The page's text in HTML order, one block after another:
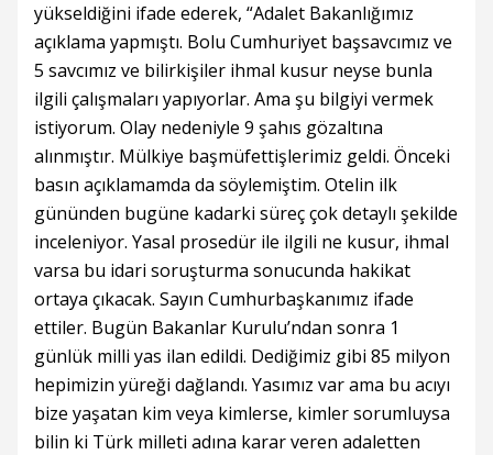
yükseldiğini ifade ederek, “Adalet Bakanlığımız
açıklama yapmıştı. Bolu Cumhuriyet başsavcımız ve
5 savcımız ve bilirkişiler ihmal kusur neyse bunla
ilgili çalışmaları yapıyorlar. Ama şu bilgiyi vermek
istiyorum. Olay nedeniyle 9 şahıs gözaltına
alınmıştır. Mülkiye başmüfettişlerimiz geldi. Önceki
basın açıklamamda da söylemiştim. Otelin ilk
gününden bugüne kadarki süreç çok detaylı şekilde
inceleniyor. Yasal prosedür ile ilgili ne kusur, ihmal
varsa bu idari soruşturma sonucunda hakikat
ortaya çıkacak. Sayın Cumhurbaşkanımız ifade
ettiler. Bugün Bakanlar Kurulu’ndan sonra 1
günlük milli yas ilan edildi. Dediğimiz gibi 85 milyon
hepimizin yüreği dağlandı. Yasımız var ama bu acıyı
bize yaşatan kim veya kimlerse, kimler sorumluysa
bilin ki Türk milleti adına karar veren adaletten